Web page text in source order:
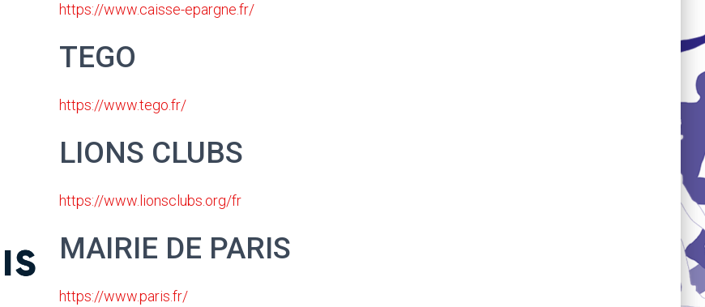
https://www.caisse-epargne.fr/
TEGO
https://www.tego.fr/
LIONS CLUBS
https://www.lionsclubs.org/fr
MAIRIE DE PARIS
https://www.paris.fr/